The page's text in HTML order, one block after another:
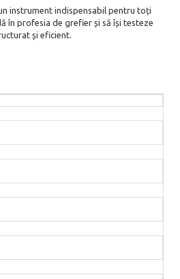
instrument indispensabil pentru toți
în profesia de grefier și să își testeze
și eficient.